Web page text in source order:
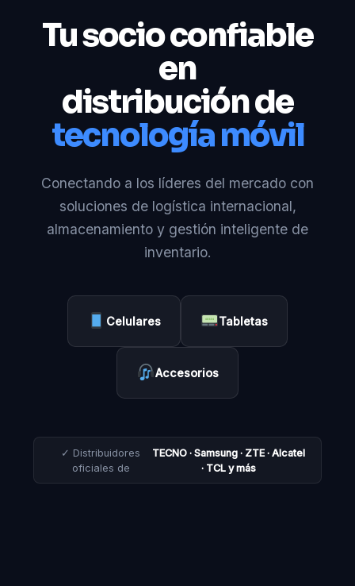
Tu socio confiable
en
distribución de
tecnología móvil
Conectando a los líderes del mercado con
soluciones de logística internacional,
almacenamiento y gestión inteligente de
inventario.
Celulares Tabletas
Accesorios
✓ Distribuidores
oficiales de
TECNO · Samsung · ZTE · Alcatel
· TCL y más